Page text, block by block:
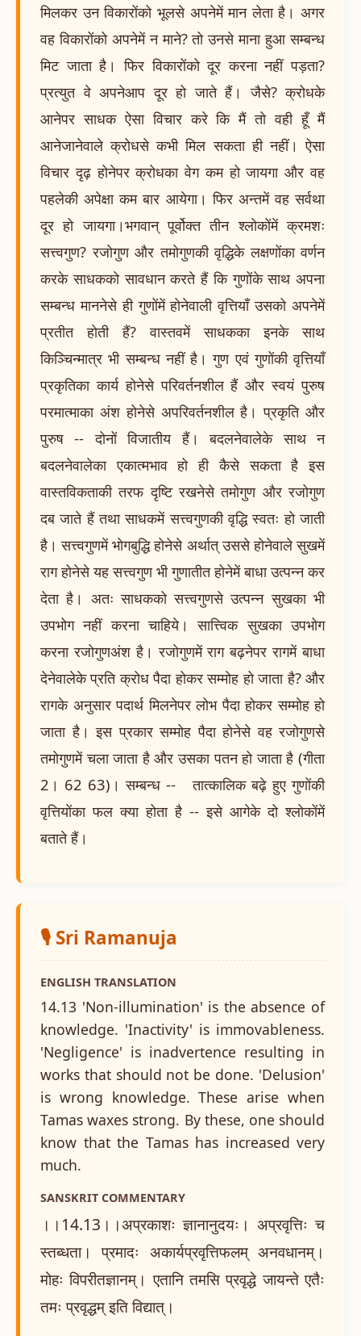
मिलकर उन विकारोंको भूलसे अपनेमें मान लेता है। अगर
वह विकारोंको अपनेमें न माने? तो उनसे माना हुआ सम्बन्ध
मिट जाता है। फिर विकारोंको दूर करना नहीं पड़ता?
प्रत्युत वे अपनेआप दूर हो जाते हैं। जैसे? क्रोधके
आनेपर साधक ऐसा विचार करे कि मैं तो वही हूँ मैं
आनेजानेवाले क्रोधसे कभी मिल सकता ही नहीं। ऐसा
विचार दृढ़ होनेपर क्रोधका वेग कम हो जायगा और वह
पहलेकी अपेक्षा कम बार आयेगा। फिर अन्तमें वह सर्वथा
दूर हो जायगा।भगवान् पूर्वोक्त तीन श्लोकोंमें क्रमशः
सत्त्वगुण? रजोगुण और तमोगुणकी वृद्धिके लक्षणोंका वर्णन
करके साधकको सावधान करते हैं कि गुणोंके साथ अपना
सम्बन्ध माननेसे ही गुणोंमें होनेवाली वृत्तियाँ उसको अपनेमें
प्रतीत होती हैं? वास्तवमें साधकका इनके साथ
किञ्चिन्मात्र भी सम्बन्ध नहीं है। गुण एवं गुणोंकी वृत्तियाँ
प्रकृतिका कार्य होनेसे परिवर्तनशील हैं और स्वयं पुरुष
परमात्माका अंश होनेसे अपरिवर्तनशील है। प्रकृति और
पुरुष -- दोनों विजातीय हैं। बदलनेवालेके साथ न
बदलनेवालेका एकात्मभाव हो ही कैसे सकता है इस
वास्तविकताकी तरफ दृष्टि रखनेसे तमोगुण और रजोगुण
दब जाते हैं तथा साधकमें सत्त्वगुणकी वृद्धि स्वतः हो जाती
है। सत्त्वगुणमें भोगबुद्धि होनेसे अर्थात् उससे होनेवाले सुखमें
राग होनेसे यह सत्त्वगुण भी गुणातीत होनेमें बाधा उत्पन्न कर
देता है। अतः साधकको सत्त्वगुणसे उत्पन्न सुखका भी
उपभोग नहीं करना चाहिये। सात्त्विक सुखका उपभोग
करना रजोगुणअंश है। रजोगुणमें राग बढ़नेपर रागमें बाधा
देनेवालेके प्रति क्रोध पैदा होकर सम्मोह हो जाता है? और
रागके अनुसार पदार्थ मिलनेपर लोभ पैदा होकर सम्मोह हो
जाता है। इस प्रकार सम्मोह पैदा होनेसे वह रजोगुणसे
तमोगुणमें चला जाता है और उसका पतन हो जाता है (गीता
2। 62 63)। सम्बन्ध -- तात्कालिक बढ़े हुए गुणोंकी
वृत्तियोंका फल क्या होता है -- इसे आगेके दो श्लोकोंमें
बताते हैं।
🎙️ Sri Ramanuja
ENGLISH TRANSLATION
14.13 'Non-illumination' is the absence of
knowledge. 'Inactivity' is immovableness.
'Negligence' is inadvertence resulting in
works that should not be done. 'Delusion'
is wrong knowledge. These arise when
Tamas waxes strong. By these, one should
know that the Tamas has increased very
much.
SANSKRIT COMMENTARY
।।14.13।।अप्रकाशः ज्ञानानुदयः। अप्रवृत्तिः च
स्तब्धता। प्रमादः अकार्यप्रवृत्तिफलम् अनवधानम्।
मोहः विपरीतज्ञानम्। एतानि तमसि प्रवृद्धे जायन्ते एतैः
तमः प्रवृद्धम् इति विद्यात्।